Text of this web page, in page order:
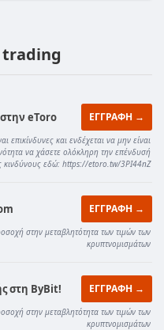
trading
eToro ΕΓΓΡΑΦΗ →
επικίνδυνες και ενδέχεται να μην είναι
να χάσετε ολόκληρη την επένδυσή
κινδύνους εδώ: https://etoro.tw/3PI44nZ
ΕΓΓΡΑΦΗ →
στην μεταβλητότητα των τιμών των
κρυπτνομισμάτων
στη ByBit! ΕΓΓΡΑΦΗ →
στην μεταβλητότητα των τιμών των
κρυπτνομισμάτων